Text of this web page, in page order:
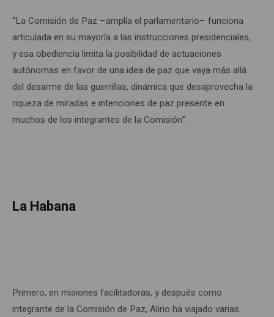
“La Comisión de Paz –amplía el parlamentario– funciona
articulada en su mayoría a las instrucciones presidenciales,
y esa obediencia limita la posibilidad de actuaciones
autónomas en favor de una idea de paz que vaya más allá
del desarme de las guerrillas, dinámica que desaprovecha la
riqueza de miradas e intenciones de paz presente en
muchos de los integrantes de la Comisión”.
La Habana
Primero, en misiones facilitadoras, y después como
integrante de la Comisión de Paz, Alirio ha viajado varias